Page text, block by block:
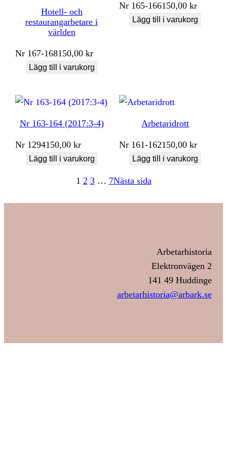
Hotell- och
restaurangarbetare i
världen
Nr 167-168150,00kr
Lägg till i varukorg
Nr 165-166150,00kr
Lägg till i varukorg
Nr 163-164 (2017:3-4)
Nr 1294150,00kr
Lägg till i varukorg
Arbetaridrott
Nr 161-162150,00kr
Lägg till i varukorg
1 2 3 … 7Nästa sida
Arbetarhistoria
Elektronvägen 2
141 49 Huddinge
arbetarhistoria@arbark.se